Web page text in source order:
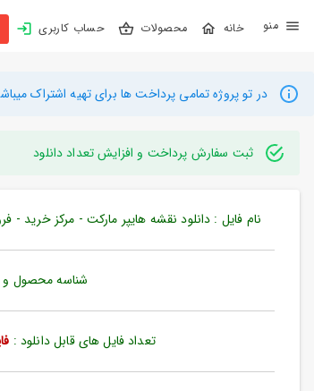
محصولات حساب کاربری خرید اشتراک
بستن
محصولات
اشتراک
کاربری
در تو پروژه تمامی پرداخت ها برای تهیه اشتراک میباشد با
ثبت سفارش پرداخت و افزایش تعداد دانلود
نام فایل : دانلود نقشه هایپر مارکت - مرکز خرید -
شناسه محصول و
تعداد فایل های قابل دانلود :